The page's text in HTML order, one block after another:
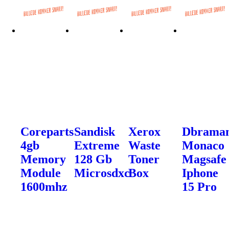
Coreparts
4gb
Memory
Module
1600mhz
Sandisk
Extreme
128 Gb
Microsdxc
Xerox
Waste
Toner
Box
Monaco
Magsafe
Iphone
15 Pro